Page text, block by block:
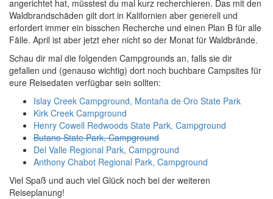
angerichtet hat, müsstest du mal kurz recherchieren. Das mit den
Waldbrandschäden gilt dort in Kalifornien aber generell und
erfordert immer ein bisschen Recherche und einen Plan B für alle
Fälle. April ist aber jetzt eher nicht so der Monat für Waldbrände.
Schau dir mal die folgenden Campgrounds an, falls sie dir
gefallen und (genauso wichtig) dort noch buchbare Campsites für
eure Reisedaten verfügbar sein sollten:
Islay Creek Campground, Montaña de Oro State Park
Kirk Creek Campground
Henry Cowell Redwoods State Park, Campground
Butano State Park, Campground
Del Valle Regional Park, Campground
Anthony Chabot Regional Park, Campground
Viel Spaß und auch viel Glück noch bei der weiteren
Reiseplanung!